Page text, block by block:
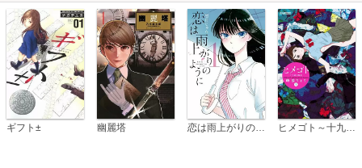
ギフト± 幽麗塔 恋は雨上がりのように ヒメゴト～十九歳の制服～